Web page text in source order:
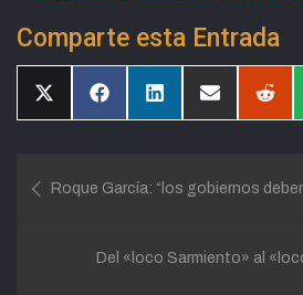
Comparte esta Entrada
CompartirCompartirCompartirCompartir
de
Roque García: “los gobiernos
Del «loco Sarmiento» al